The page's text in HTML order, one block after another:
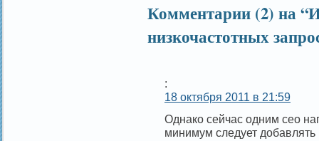
Комментарии (2) на
низкочастотных
:
18 октября 2011 в 21:59
Однако сейчас одним сео
минимум следует